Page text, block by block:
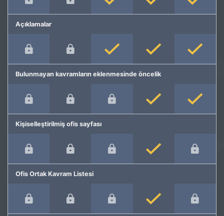
Açıklamalar
Bulunmayan kavramların eklenmesinde öncelik
Kişiselleştirilmiş ofis sayfası
Ofis Ortak Kavram Listesi